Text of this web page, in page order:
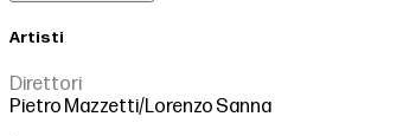
Artisti
Direttori
Pietro Mazzetti/Lorenzo Sanna